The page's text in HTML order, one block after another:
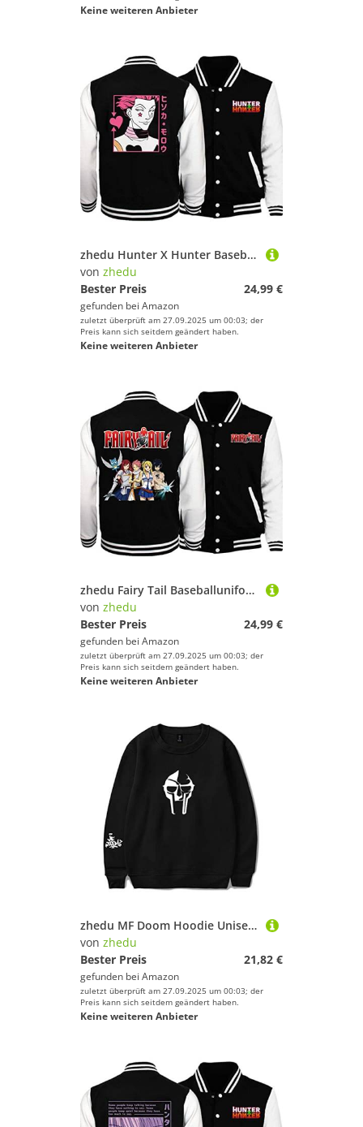
Keine weiteren Anbieter
zhedu Hunter X Hunter Baseballuniform Hoodie Japan Anime Trainingsanzug Herren Bomberjacke Winter Streetwear Harajuku (XL,Color 02)
von zhedu
Bester Preis
24,99 €
gefunden bei Amazon
zuletzt überprüft am 27.09.2025 um 00:03; der
Preis kann sich seitdem geändert haben.
Keine weiteren Anbieter
zhedu Fairy Tail Baseballuniform Hoodie Japan Anime Trainingsanzug Herren Bomberjacke Winter Streetwear Harajuku (L,Color 01)
von zhedu
Bester Preis
24,99 €
gefunden bei Amazon
zuletzt überprüft am 27.09.2025 um 00:03; der
Preis kann sich seitdem geändert haben.
Keine weiteren Anbieter
zhedu MF Doom Hoodie Unisex Trainingsanzug Damen/Herren Oberbekleidung Harajuku Streetwear Rapper Mode Kleidung Übergröße (XL,Color 1)
von zhedu
Bester Preis
21,82 €
gefunden bei Amazon
zuletzt überprüft am 27.09.2025 um 00:03; der
Preis kann sich seitdem geändert haben.
Keine weiteren Anbieter